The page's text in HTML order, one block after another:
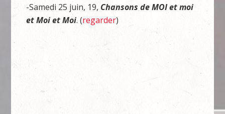
-Samedi 25 juin, 19, Chansons de MOI et moi
et Moi et Moi. (regarder)